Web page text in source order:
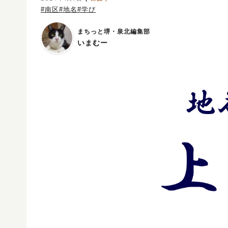
#南区#地名 #学び
まちっと堺・泉北編集部
いまむー